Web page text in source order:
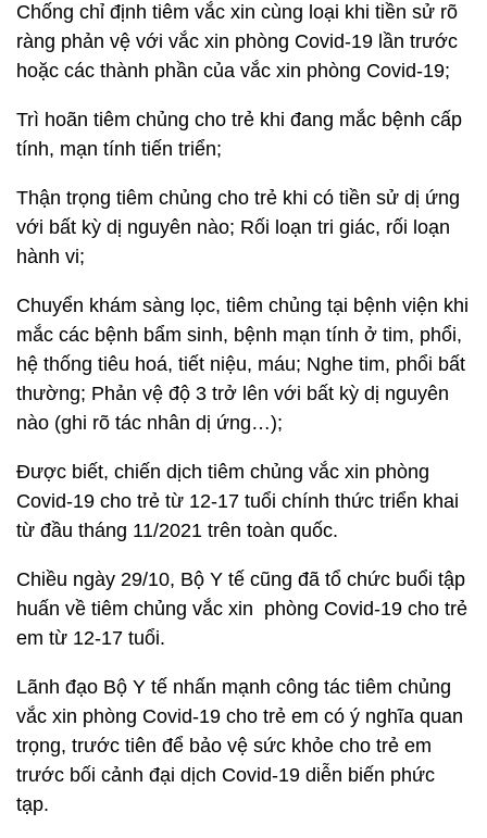
Chống chỉ định tiêm vắc xin cùng loại khi tiền sử rõ
ràng phản vệ với vắc xin phòng Covid-19 lần trước
hoặc các thành phần của vắc xin phòng Covid-19;
Trì hoãn tiêm chủng cho trẻ khi đang mắc bệnh cấp
tính, mạn tính tiến triển;
Thận trọng tiêm chủng cho trẻ khi có tiền sử dị ứng
với bất kỳ dị nguyên nào; Rối loạn tri giác, rối loạn
hành vi;
Chuyển khám sàng lọc, tiêm chủng tại bệnh viện khi
mắc các bệnh bẩm sinh, bệnh mạn tính ở tim, phổi,
hệ thống tiêu hoá, tiết niệu, máu; Nghe tim, phổi bất
thường; Phản vệ độ 3 trở lên với bất kỳ dị nguyên
nào (ghi rõ tác nhân dị ứng…);
Được biết, chiến dịch tiêm chủng vắc xin phòng
Covid-19 cho trẻ từ 12-17 tuổi chính thức triển khai
từ đầu tháng 11/2021 trên toàn quốc.
Chiều ngày 29/10, Bộ Y tế cũng đã tổ chức buổi tập
huấn về tiêm chủng vắc xin phòng Covid-19 cho trẻ
em từ 12-17 tuổi.
Lãnh đạo Bộ Y tế nhấn mạnh công tác tiêm chủng
vắc xin phòng Covid-19 cho trẻ em có ý nghĩa quan
trọng, trước tiên để bảo vệ sức khỏe cho trẻ em
trước bối cảnh đại dịch Covid-19 diễn biến phức
tạp.